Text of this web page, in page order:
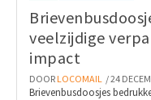
veelzijdige
impact
DOOR LOCOMAIL / 24
Brievenbusdoosjes